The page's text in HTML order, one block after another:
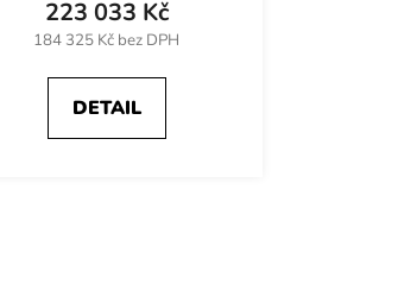
184 325 Kč bez DPH
223 033 Kč
DETAIL